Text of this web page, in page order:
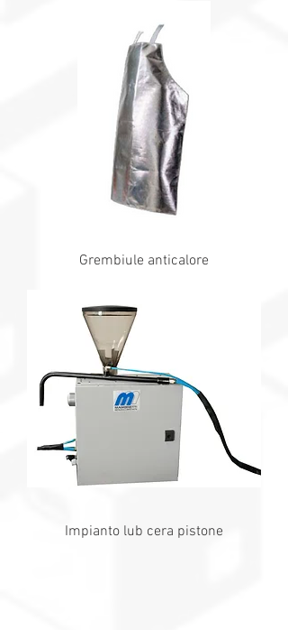
Grembiule anticalore
Impianto lub cera pistone